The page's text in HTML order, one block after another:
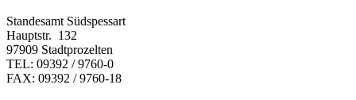
Standesamt Südspessart
Hauptstr. 132
97909 Stadtprozelten
TEL: 09392 / 9760-0
FAX: 09392 / 9760-18